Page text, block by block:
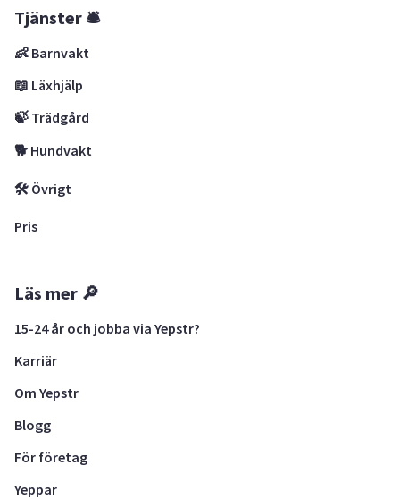
Tjänster 🛎
👶 Barnvakt
📖 Läxhjälp
🍃 Trädgård
🐕 Hundvakt
🛠 Övrigt
Pris
Läs mer 🔎
15-24 år och jobba via Yepstr?
Karriär
Om Yepstr
Blogg
För företag
Yeppar